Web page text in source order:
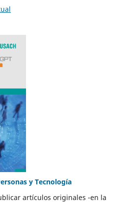
y Tecnología
artículos originales -en la